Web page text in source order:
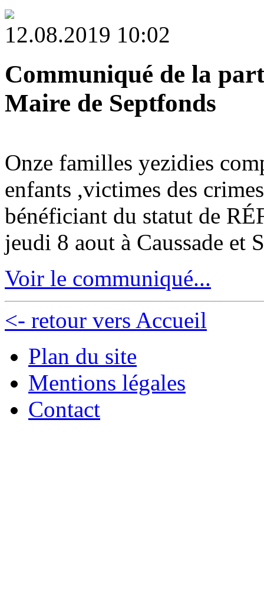
12.08.2019 10:02
Communiqué de la
Maire de Septfonds
Onze familles yezidies
enfants ,victimes des
bénéficiant du statut de
jeudi 8 aout à Caussade et
Voir le communiqué...
<- retour vers Accueil
Plan du site
Mentions légales
Contact